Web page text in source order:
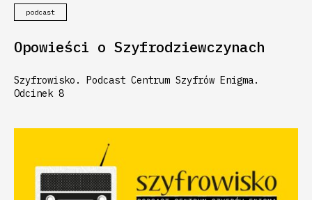
podcast
Opowieści o Szyfrodziewczynach
Szyfrowisko. Podcast Centrum Szyfrów Enigma.
Odcinek 8